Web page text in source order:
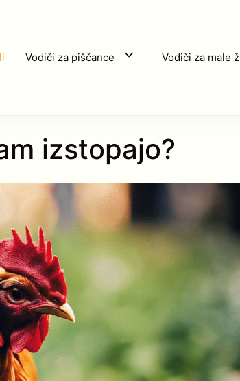
Vodiči za piščance Vodiči za male
izstopajo?